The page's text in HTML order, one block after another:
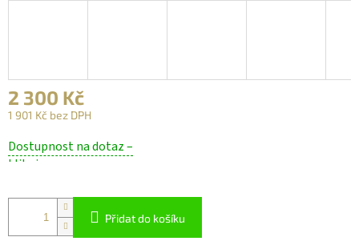
2 300 Kč
1 901 Kč bez DPH
cena:
Dostupnost na dotaz –
klikni
Přidat do košíku